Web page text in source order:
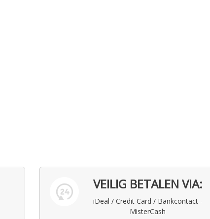
VEILIG BETALEN VIA:
iDeal / Credit Card / Bankcontact -
MisterCash